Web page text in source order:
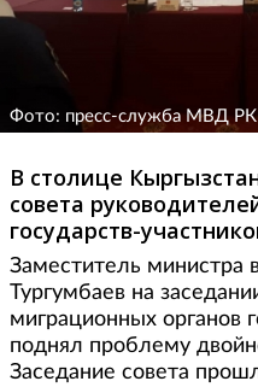
Фото: пресс-служба МВД РК
В столице
совета
государств-
Заместитель министра
Тургумбаев на
миграционных органов
поднял проблему
Заседание совета